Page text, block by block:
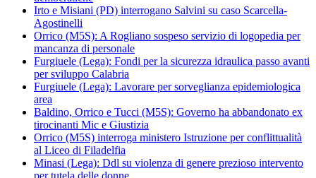
Irto e Misiani (PD) interrogano Salvini su caso Scarcella-
Agostinelli
Orrico (M5S): A Rogliano sospeso servizio di logopedia per
mancanza di personale
Furgiuele (Lega): Fondi per la sicurezza idraulica passo avanti
per sviluppo Calabria
Furgiuele (Lega): Lavorare per sorveglianza epidemiologica
area
Baldino, Orrico e Tucci (M5S): Governo ha abbandonato ex
tirocinanti Mic e Giustizia
Orrico (M5S) interroga ministero Istruzione per conflittualità
al Liceo di Filadelfia
Minasi (Lega): Ddl su violenza di genere prezioso intervento
per tutela delle donne